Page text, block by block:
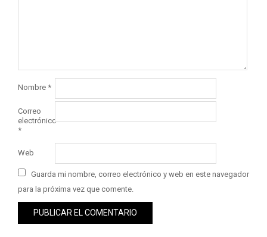
Nombre *
Correo
electrónico
*
Web
Guarda mi nombre, correo electrónico y web en este navegador
para la próxima vez que comente.